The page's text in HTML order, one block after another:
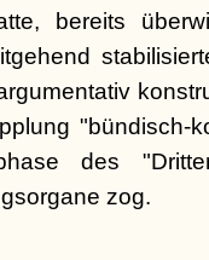
bereits
"bündisch-
des
zog.